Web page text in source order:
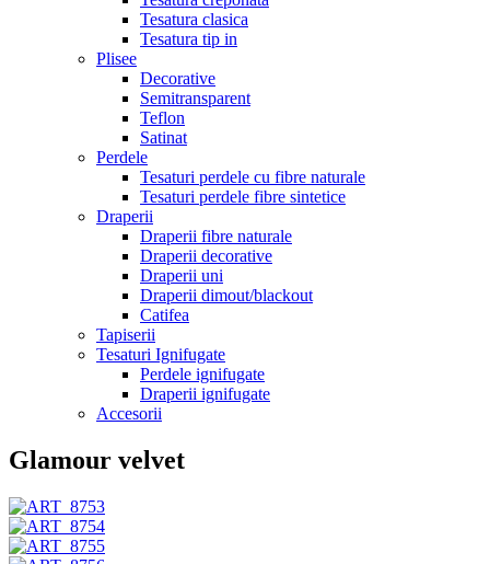
Tesatura clasica
Tesatura tip in
Plisee
Decorative
Semitransparent
Teflon
Satinat
Perdele
Tesaturi perdele cu fibre naturale
Tesaturi perdele fibre sintetice
Draperii
Draperii fibre naturale
Draperii decorative
Draperii uni
Draperii dimout/blackout
Catifea
Tapiserii
Tesaturi Ignifugate
Perdele ignifugate
Draperii ignifugate
Accesorii
Glamour velvet